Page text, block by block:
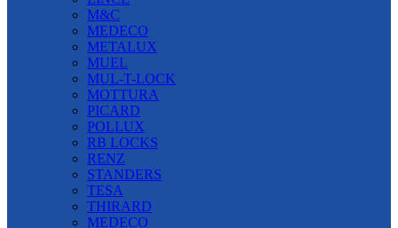
M&C
MEDECO
METALUX
MUEL
MUL-T-LOCK
MOTTURA
PICARD
POLLUX
RB LOCKS
RENZ
STANDERS
TESA
THIRARD
MEDECO